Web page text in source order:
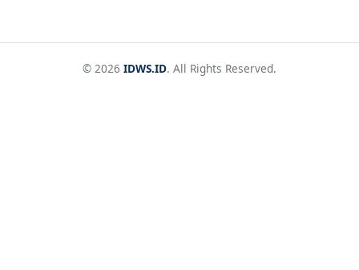
© 2026 IDWS.ID. All Rights Reserved.